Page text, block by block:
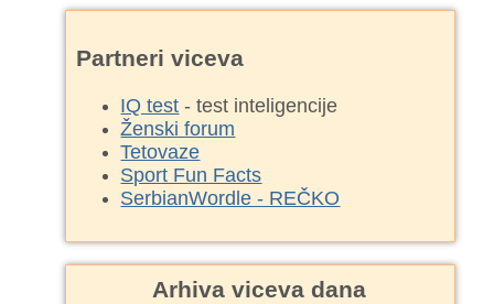
Partneri viceva
IQ test - test inteligencije
Ženski forum
Tetovaze
Sport Fun Facts
SerbianWordle - REČKO
Arhiva viceva dana